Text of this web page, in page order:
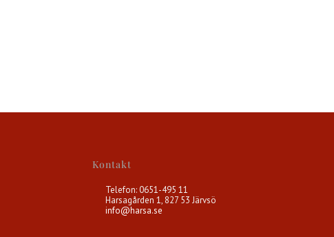
Kontakt
Telefon: 0651-495 11
Harsagården 1, 827 53 Järvsö
info@harsa.se